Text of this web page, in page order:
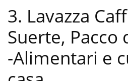
3. Lavazza
Suerte, Pacco
-Alimentari e